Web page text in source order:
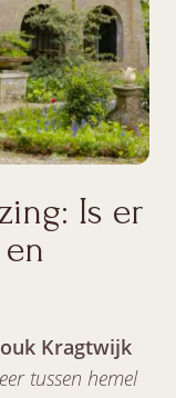
Is er
Kragtwijk
tussen hemel